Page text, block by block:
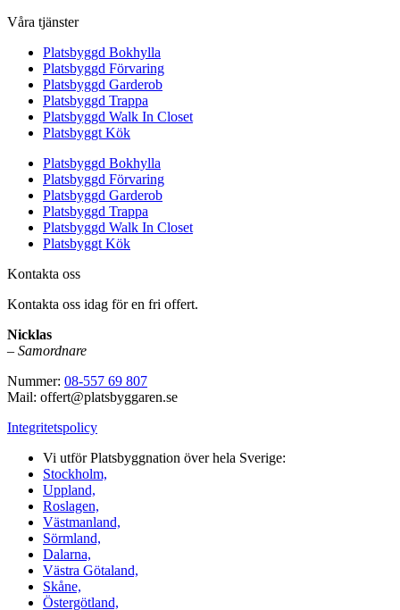
Våra tjänster
Platsbyggd Bokhylla
Platsbyggd Förvaring
Platsbyggd Garderob
Platsbyggd Trappa
Platsbyggd Walk In Closet
Platsbyggt Kök
Platsbyggd Bokhylla
Platsbyggd Förvaring
Platsbyggd Garderob
Platsbyggd Trappa
Platsbyggd Walk In Closet
Platsbyggt Kök
Kontakta oss
Kontakta oss idag för en fri offert.
Nicklas
– Samordnare
Nummer: 08-557 69 807
Mail: offert@platsbyggaren.se
Integritetspolicy
Vi utför Platsbyggnation över hela Sverige:
Stockholm,
Uppland,
Roslagen,
Västmanland,
Sörmland,
Dalarna,
Västra Götaland,
Skåne,
Östergötland,